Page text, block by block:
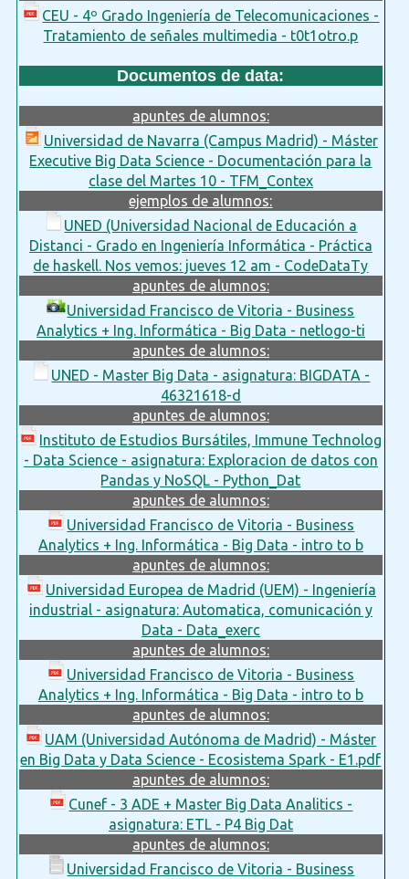
CEU - 4º Grado Ingeniería de Telecomunicaciones -
Tratamiento de señales multimedia - t0t1otro.p
Documentos de data:
apuntes de alumnos:
Universidad de Navarra (Campus Madrid) - Máster
Executive Big Data Science - Documentación para la
clase del Martes 10 - TFM_Contex
ejemplos de alumnos:
UNED (Universidad Nacional de Educación a
Distanci - Grado en Ingeniería Informática - Práctica
de haskell. Nos vemos: jueves 12 am - CodeDataTy
apuntes de alumnos:
Universidad Francisco de Vitoria - Business
Analytics + Ing. Informática - Big Data - netlogo-ti
apuntes de alumnos:
UNED - Master Big Data - asignatura: BIGDATA -
46321618-d
apuntes de alumnos:
Instituto de Estudios Bursátiles, Immune Technolog
- Data Science - asignatura: Exploracion de datos con
Pandas y NoSQL - Python_Dat
apuntes de alumnos:
Universidad Francisco de Vitoria - Business
Analytics + Ing. Informática - Big Data - intro to b
apuntes de alumnos:
Universidad Europea de Madrid (UEM) - Ingeniería
industrial - asignatura: Automatica, comunicación y
Data - Data_exerc
apuntes de alumnos:
Universidad Francisco de Vitoria - Business
Analytics + Ing. Informática - Big Data - intro to b
apuntes de alumnos:
UAM (Universidad Autónoma de Madrid) - Máster
en Big Data y Data Science - Ecosistema Spark - E1.pdf
apuntes de alumnos:
Cunef - 3 ADE + Master Big Data Analitics -
asignatura: ETL - P4 Big Dat
apuntes de alumnos:
Universidad Francisco de Vitoria - Business